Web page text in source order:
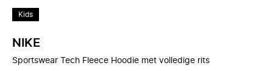
Kids
NIKE
Sportswear Tech Fleece Hoodie met volledige rits